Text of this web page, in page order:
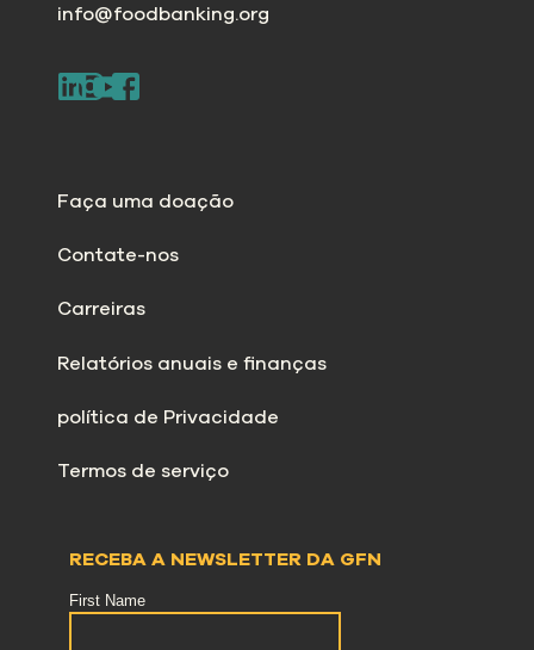
info@foodbanking.org
Faça uma doação
Contate-nos
Carreiras
Relatórios anuais e finanças
política de Privacidade
Termos de serviço
RECEBA A NEWSLETTER DA GFN